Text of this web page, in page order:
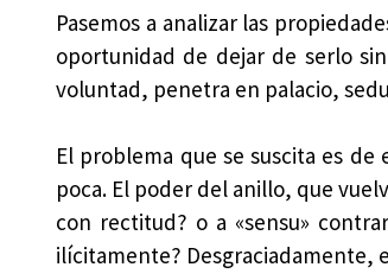
Pasemos a analizar las
oportunidad de dejar de serlo
voluntad, penetra en palacio,
El problema que se suscita es
poca. El poder del anillo, que
con rectitud? o a «sensu»
ilícitamente? Desgraciadamente,